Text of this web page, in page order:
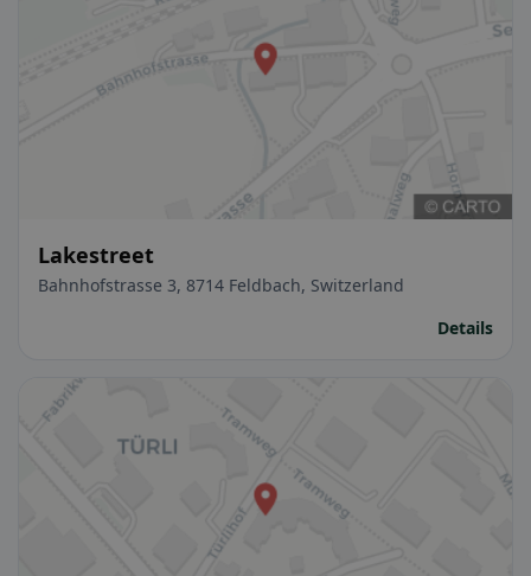
Lakestreet
Bahnhofstrasse 3, 8714 Feldbach, Switzerland
Details